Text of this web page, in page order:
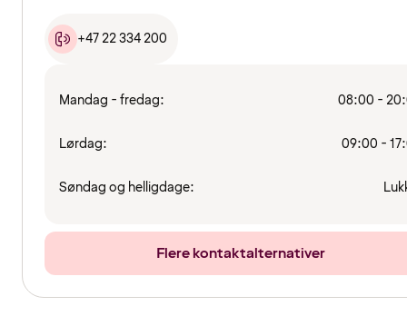
+47 22 334 200
Mandag - fredag: 08:00 -
Lørdag: 09:00 -
Søndag og helligdage:
Flere kontaktalternativer